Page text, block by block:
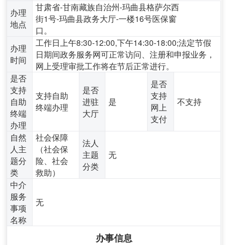
办理
地点
甘肃省-甘南藏族自治州-玛曲县格萨尔西
街1号-玛曲县政务大厅-一楼16号医保窗
口。
办理
时间
工作日上午8:30-12:00,下午14:30-18:00;法定节假
日期间政务服务网可正常访问、注册和申报业务，
网上受理审批工作将在节后正常进行。
是否
支持
自助
终端
办理
支持自助
终端办理
是否
进驻
大厅
是
是否
支持
网上
支付
不支持
自然
人主
题分
类
社会保障
（社会保
险、社会
救助）
法人
主题
分类
无
中介
服务
事项
名称
无
办事信息